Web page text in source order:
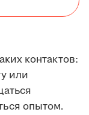
контактов:
или
опытом.